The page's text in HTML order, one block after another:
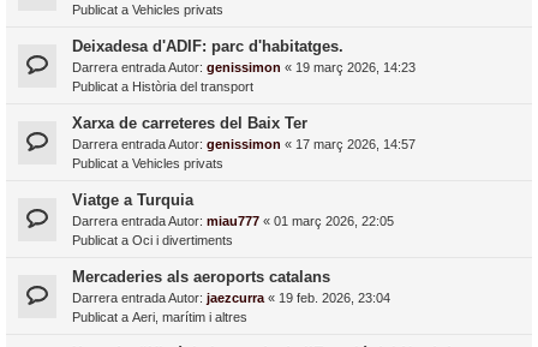
Publicat a Vehicles privats
Deixadesa d'ADIF: parc d'habitatges.
Darrera entrada Autor: genissimon « 19 març 2026, 14:23
Publicat a Història del transport
Xarxa de carreteres del Baix Ter
Darrera entrada Autor: genissimon « 17 març 2026, 14:57
Publicat a Vehicles privats
Viatge a Turquia
Darrera entrada Autor: miau777 « 01 març 2026, 22:05
Publicat a Oci i divertiments
Mercaderies als aeroports catalans
Darrera entrada Autor: jaezcurra « 19 feb. 2026, 23:04
Publicat a Aeri, marítim i altres